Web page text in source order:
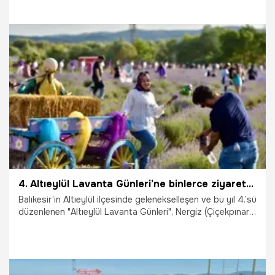
ilçesindeki lavanta bahçelerinde hem serinledi hem de mor
renge bürünen tarlalarda fotoğraf çektirdi.
30.06.2026 Adana
4. Altıeylül Lavanta Günleri’ne binlerce ziyaretçi akın etti: Üç gün boyunca bölge ekonomisine can suyu oldular!
Balıkesir’in Altıeylül ilçesinde gelenekselleşen ve bu yıl 4.’sü
düzenlenen "Altıeylül Lavanta Günleri", Nergiz (Çiçekpınar)
parklarına kadar rengarenk etkinliklere sahne olan festival,